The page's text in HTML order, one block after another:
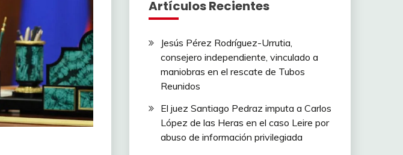
Artículos Recientes
Jesús Pérez Rodríguez-Urrutia,
consejero independiente, vinculado a
maniobras en el rescate de Tubos
Reunidos
El juez Santiago Pedraz imputa a Carlos
López de las Heras en el caso Leire por
abuso de información privilegiada